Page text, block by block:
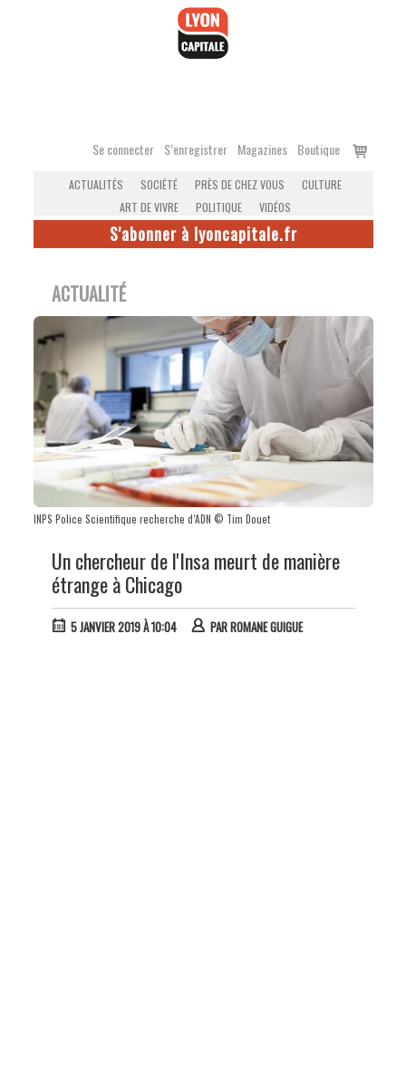
Se connecter S’enregistrer Magazines Boutique
Voir
ACTUALITÉS SOCIÉTÉ PRÈS DE CHEZ VOUS
CULTURE
ART DE VIVRE
POLITIQUE VIDÉOS
S'abonner à lyoncapitale.fr
ACTUALITÉ
INPS Police Scientifique recherche d’ADN © Tim Douet
Un chercheur de l'Insa meurt de manière
étrange à Chicago
5 JANVIER 2019 À 10:04 PARROMANE GUIGUE